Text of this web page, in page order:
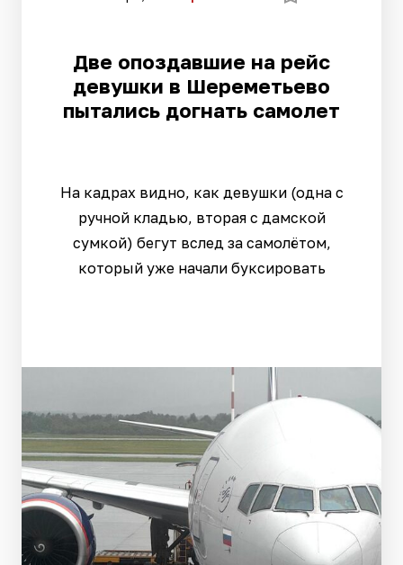
Две опоздавшие на рейс
девушки в Шереметьево
пытались догнать самолет
На кадрах видно, как девушки (одна с
ручной кладью, вторая с дамской
сумкой) бегут вслед за самолётом,
который уже начали буксировать